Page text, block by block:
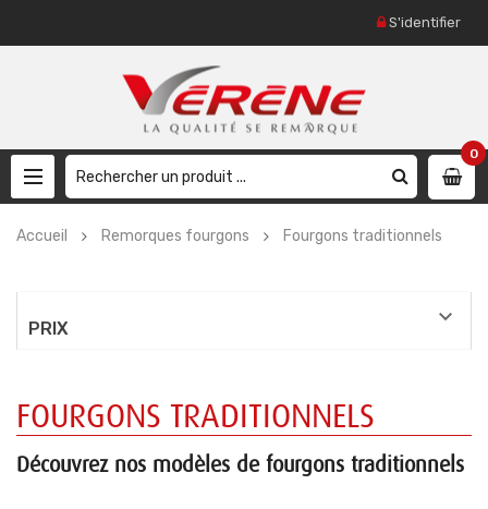
S'identifier
0
Accueil Remorques fourgons Fourgons traditionnels
PRIX 
FOURGONS TRADITIONNELS
Découvrez nos modèles de fourgons traditionnels